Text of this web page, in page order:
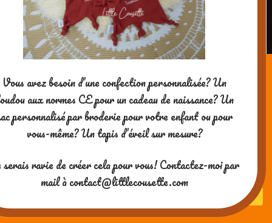
Vous avez besoin d’une confection personnalisée? Un
aux normes CE pour un cadeau de naissance? Un
personnalisé par broderie pour votre enfant ou pour
vous-même? Un tapis d’éveil sur mesure?
ravie de créer cela pour vous! Contactez-moi par
mail à contact@littlecousette.com